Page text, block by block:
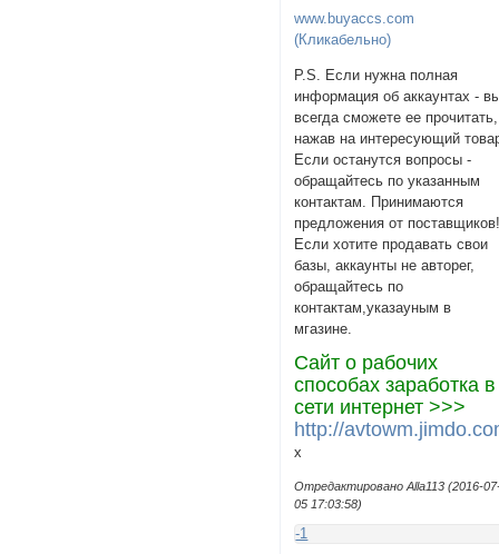
www.buyaccs.com
(Кликабельно)
P.S. Если нужна полная
информация об аккаунтах -
всегда сможете ее прочитать,
нажав на интересующий
Если останутся вопросы -
обращайтесь по указанным
контактам. Принимаются
предложения от
Если хотите продавать свои
базы, аккаунты не авторег,
обращайтесь по
контактам,указаyным в
мгазине.
Сайт о рабочих
способах заработка в
сети интернет >>>
http://
х
Отредактировано Alla113 (2016-
05 17:03:58)
-1